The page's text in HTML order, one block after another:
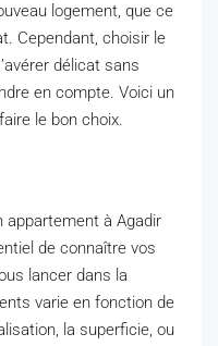
logement, que ce
Cependant, choisir le
délicat sans
en compte. Voici un
le bon choix.
appartement à Agadir
de connaître vos
lancer dans la
varie en fonction de
la superficie, ou